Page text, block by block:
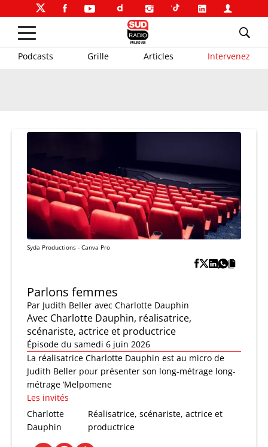
Podcasts Grille Articles Intervenez
Syda Productions - Canva Pro
Parlons femmes
Par Judith Beller avec Charlotte Dauphin
Avec Charlotte Dauphin, réalisatrice,
scénariste, actrice et productrice
Épisode du samedi 6 juin 2026
La réalisatrice Charlotte Dauphin est au micro de
Judith Beller pour présenter son long-métrage long-
métrage ‘Melpomene
Les invités
Charlotte
Dauphin
Réalisatrice, scénariste, actrice et
productrice